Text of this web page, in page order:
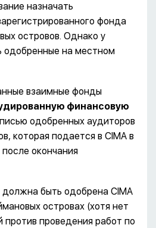
назначать
фонда
островов. Однако у
на местном
взаимные фонды
финансовую
одобренных аудиторов
которая подается в CIMA в
после окончания
быть одобрена CIMA
островах (хотя нет
против проведения работ по